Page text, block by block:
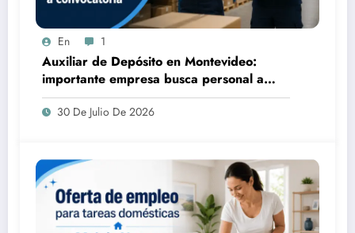
En 1
Auxiliar de Depósito en Montevideo:
importante empresa busca personal a
convocatoria
30 De Julio De 2026